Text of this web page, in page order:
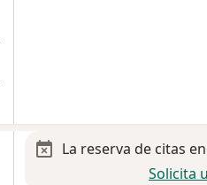
La reserva de citas
Solicita